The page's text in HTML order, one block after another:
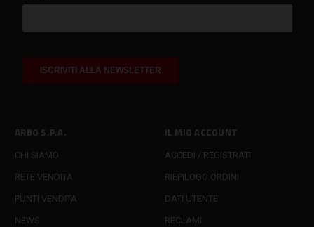
ARBO S.P.A.
CHI SIAMO
RETE VENDITA
PUNTI VENDITA
NEWS
IL MIO ACCOUNT
ACCEDI / REGISTRATI
RIEPILOGO ORDINI
DATI UTENTE
RECLAMI